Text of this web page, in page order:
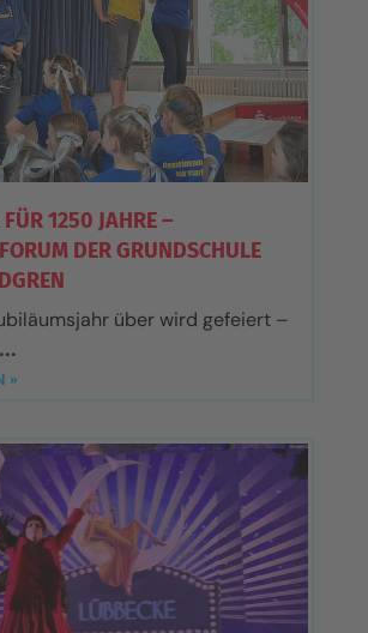
1250 JAHRE –
DER GRUNDSCHULE
über wird gefeiert –
»